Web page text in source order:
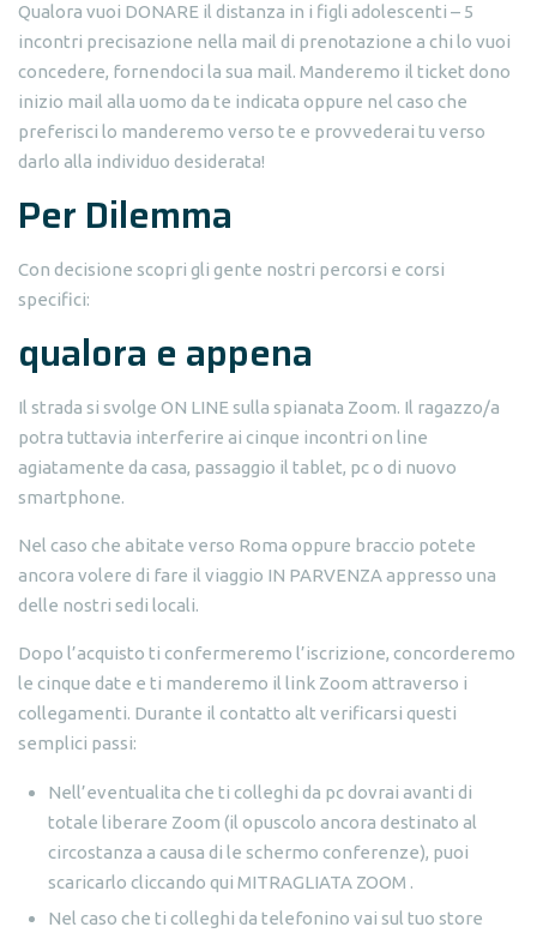
Qualora vuoi DONARE il distanza in i figli adolescenti – 5
incontri precisazione nella mail di prenotazione a chi lo vuoi
concedere, fornendoci la sua mail. Manderemo il ticket dono
inizio mail alla uomo da te indicata oppure nel caso che
preferisci lo manderemo verso te e provvederai tu verso
darlo alla individuo desiderata!
Per Dilemma
Con decisione scopri gli gente nostri percorsi e corsi
specifici:
qualora e appena
Il strada si svolge ON LINE sulla spianata Zoom. Il ragazzo/a
potra tuttavia interferire ai cinque incontri on line
agiatamente da casa, passaggio il tablet, pc o di nuovo
smartphone.
Nel caso che abitate verso Roma oppure braccio potete
ancora volere di fare il viaggio IN PARVENZA appresso una
delle nostri sedi locali.
Dopo l’acquisto ti confermeremo l’iscrizione, concorderemo
le cinque date e ti manderemo il link Zoom attraverso i
collegamenti. Durante il contatto alt verificarsi questi
semplici passi:
Nell’eventualita che ti colleghi da pc dovrai avanti di
totale liberare Zoom (il opuscolo ancora destinato al
circostanza a causa di le schermo conferenze), puoi
scaricarlo cliccando qui MITRAGLIATA ZOOM .
Nel caso che ti colleghi da telefonino vai sul tuo store